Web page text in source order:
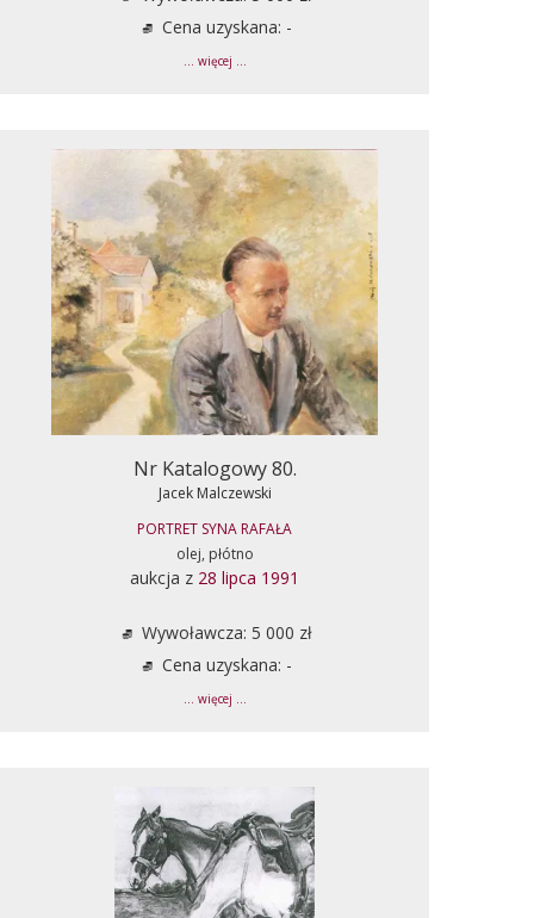
Cena uzyskana: -
... więcej ...
Nr Katalogowy 80.
Jacek Malczewski
PORTRET SYNA RAFAŁA
olej, płótno
aukcja z 28 lipca 1991
Wywoławcza: 5 000 zł
Cena uzyskana: -
... więcej ...